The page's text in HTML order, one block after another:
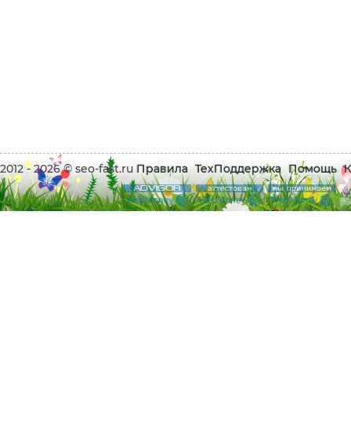
2012 - 2026 © seo-fast.ru Правила ТехПоддержка Помощь